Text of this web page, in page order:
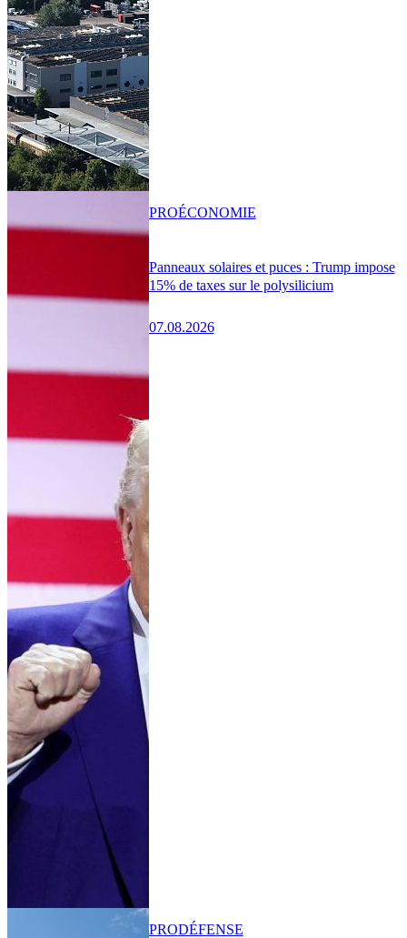
Panneaux solaires et puces : Trump impose
15% de taxes sur le polysilicium
07.08.2026
PROÉCONOMIE
PRODÉFENSE